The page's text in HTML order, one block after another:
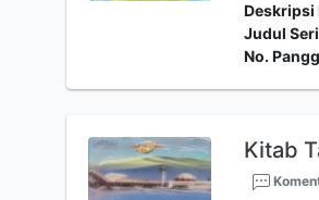
Deskripsi
Judul Seri
No.
Kitab